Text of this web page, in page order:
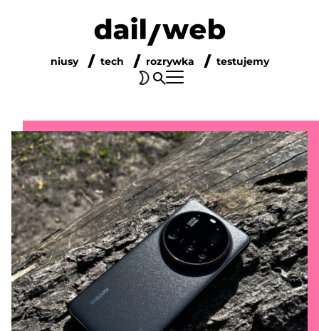
niusy tech rozrywka testujemy